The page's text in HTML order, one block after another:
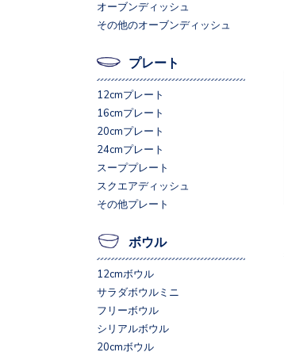
オーブンディッシュ
その他のオーブンディッシュ
プレート
12cmプレート
16cmプレート
20cmプレート
24cmプレート
スーププレート
スクエアディッシュ
その他プレート
ボウル
12cmボウル
サラダボウルミニ
フリーボウル
シリアルボウル
20cmボウル